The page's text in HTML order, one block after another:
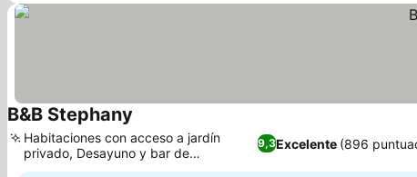
B&B Stephany
9,3Excelente (896
Habitaciones con acceso a jardín
privado, Desayuno y bar de
autoservicio 24 horas